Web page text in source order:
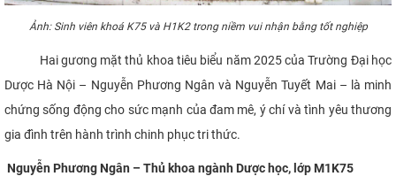
Ảnh: Sinh viên khoá K75 và H1K2 trong niềm vui nhận bằng tốt nghiệp
Hai gương mặt thủ khoa tiêu biểu năm 2025 của Trường Đại học
Dược Hà Nội – Nguyễn Phương Ngân và Nguyễn Tuyết Mai – là minh
chứng sống động cho sức mạnh của đam mê, ý chí và tình yêu thương
gia đình trên hành trình chinh phục tri thức.
Nguyễn Phương Ngân – Thủ khoa ngành Dược học, lớp M1K75